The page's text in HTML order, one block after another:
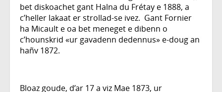
bet diskoachet gant Halna du Frétay e 1888, a
c’heller lakaat er strollad-se ivez. Gant Fornier
ha Micault e oa bet meneget e dibenn o
c’hounskrid «ur gavadenn dedennus» e-doug an
hañv 1872.
Bloaz goude, d’ar 17 a viz Mae 1873, ur